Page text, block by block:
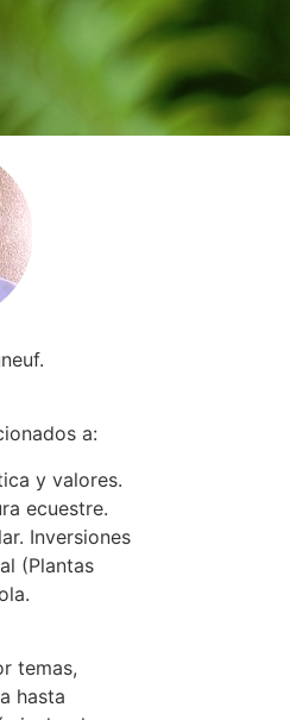
a:
y valores.
ecuestre.
Inversiones
(Plantas
temas,
hasta